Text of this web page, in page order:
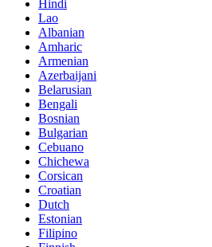
Hindi
Lao
Albanian
Amharic
Armenian
Azerbaijani
Belarusian
Bengali
Bosnian
Bulgarian
Cebuano
Chichewa
Corsican
Croatian
Dutch
Estonian
Filipino